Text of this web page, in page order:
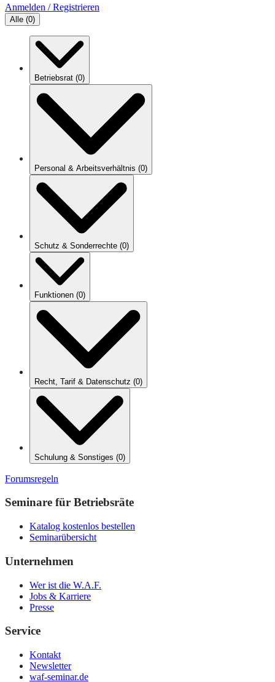
Anmelden / Registrieren
Alle (0)
Betriebsrat (0)
Personal & Arbeitsverhältnis (0)
Schutz & Sonderrechte (0)
Funktionen (0)
Recht, Tarif & Datenschutz (0)
Schulung & Sonstiges (0)
Forumsregeln
Seminare für Betriebsräte
Katalog kostenlos bestellen
Seminarübersicht
Unternehmen
Wer ist die W.A.F.
Jobs & Karriere
Presse
Service
Kontakt
Newsletter
waf-seminar.de